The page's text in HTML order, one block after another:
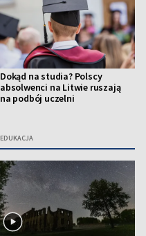
Dokąd na studia? Polscy
absolwenci na Litwie ruszają
na podbój uczelni
EDUKACJA